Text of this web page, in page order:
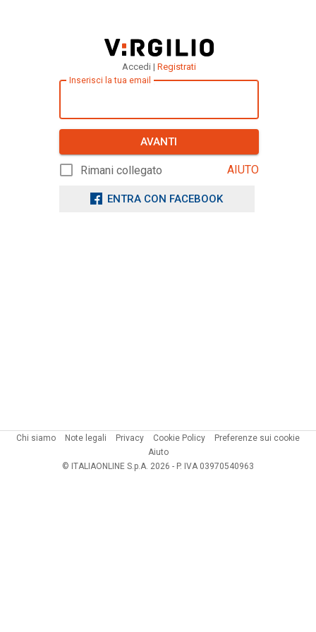
Accedi | Registrati
Inserisci la tua email
AVANTI
Rimani collegato AIUTO
ENTRA CON FACEBOOK
Chi siamo Note legali Privacy Cookie Policy
Preferenze sui cookie
Aiuto
© ITALIAONLINE S.p.A. 2026 - P. IVA 03970540963